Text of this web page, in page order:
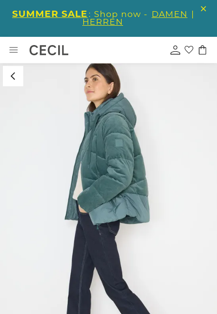
SUMMER SALE : Shop now - DAMEN |
HERREN